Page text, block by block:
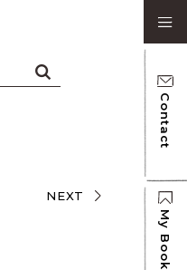
Contact
NEXT